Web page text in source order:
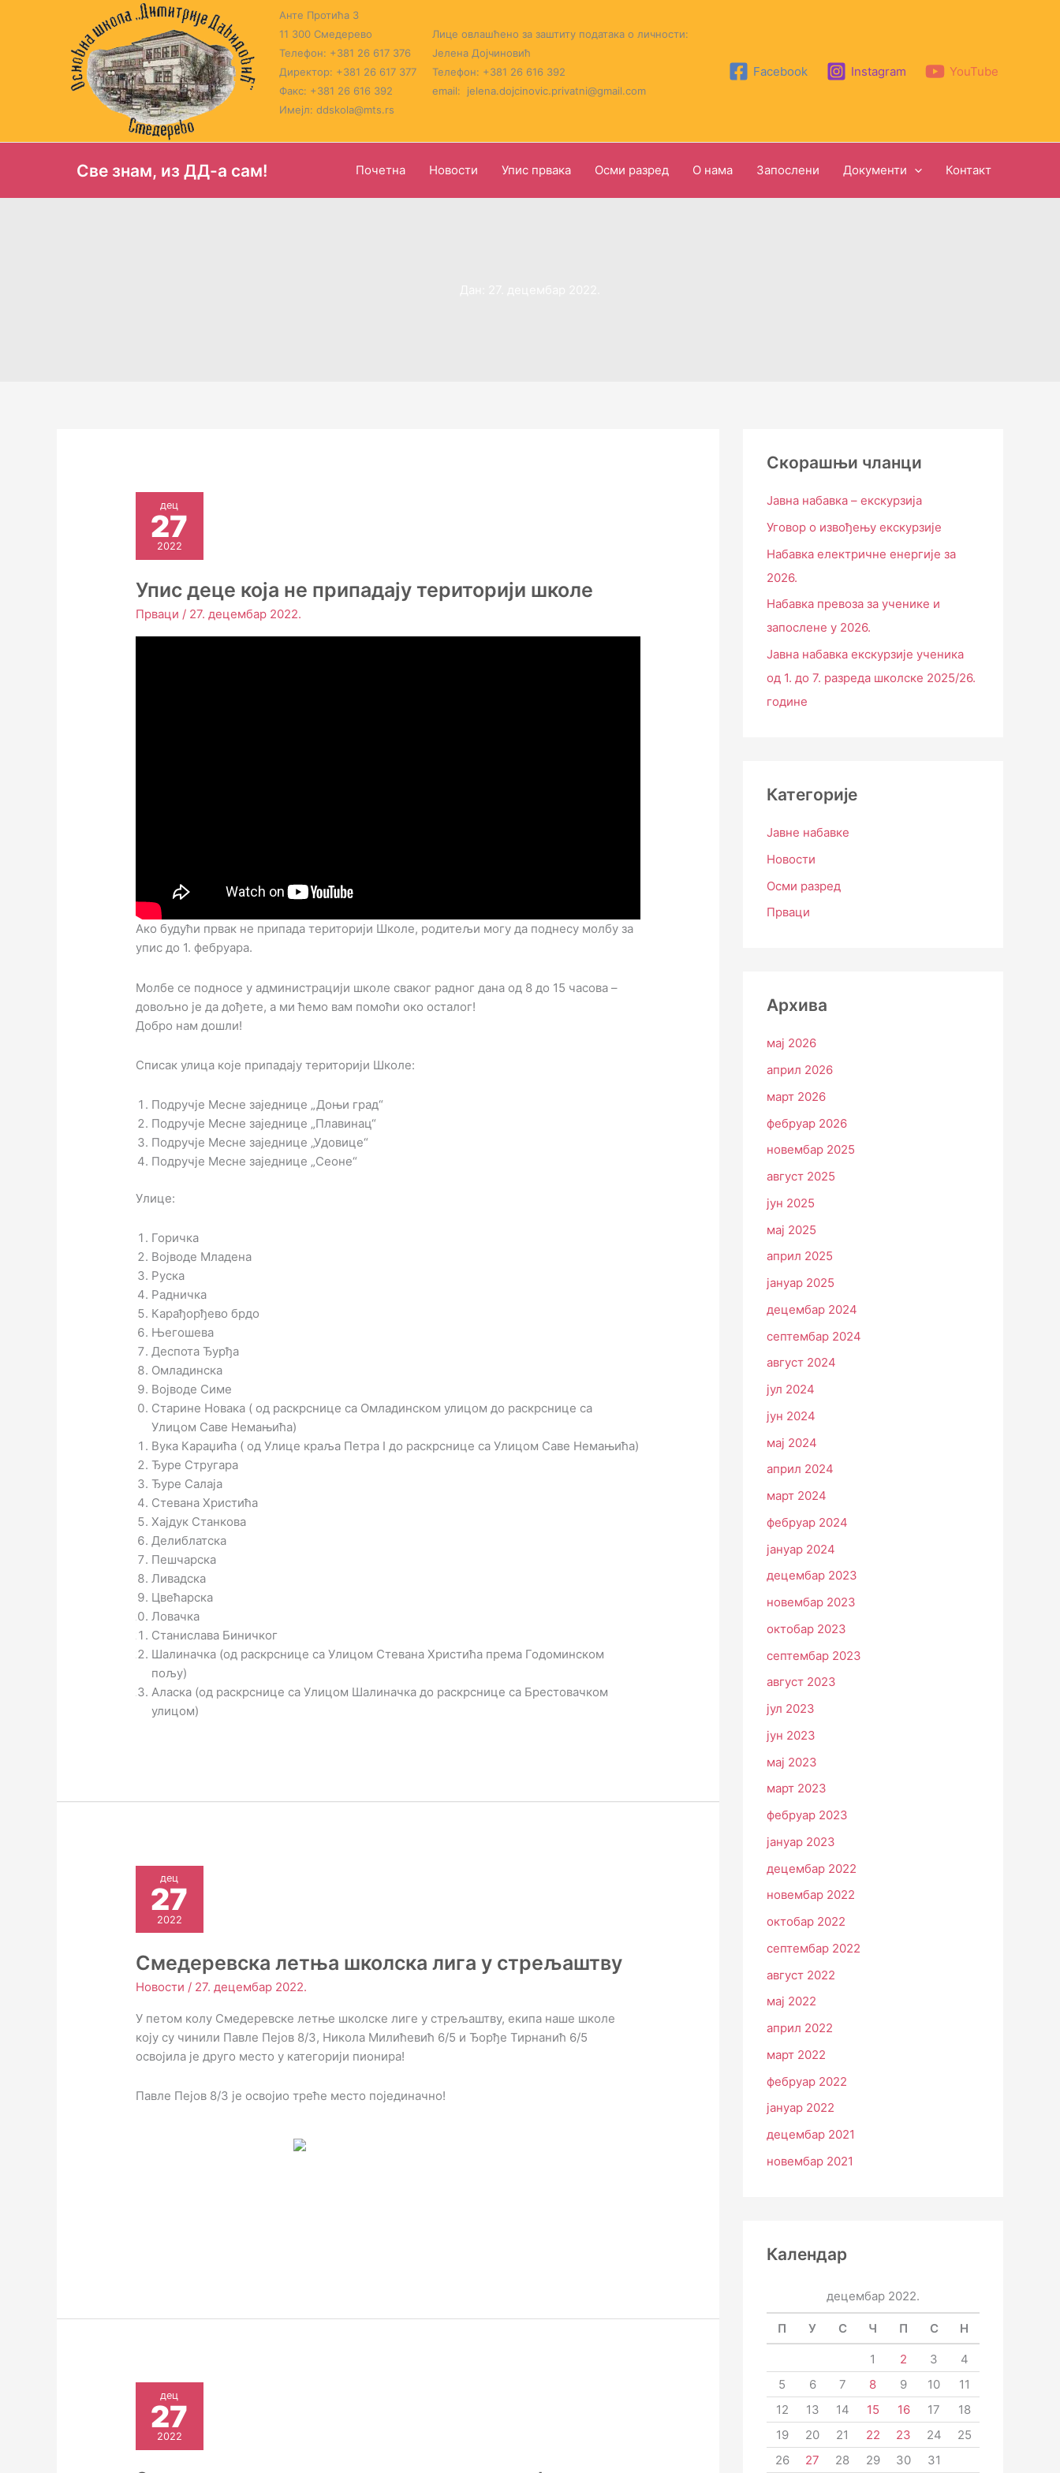
Анте Протића 3
11 300 Смедерево
Телефон: +381 26 617 376
Директор: +381 26 617 377
Факс: +381 26 616 392
Имејл: ddskola@mts.rs
Лице овлашћено за заштиту података о личности:
Јелена Дојчиновић
Телефон: +381 26 616 392
email: jelena.dojcinovic.privatni@gmail.com
Facebook Instagram YouTube
Све знам, из ДД-а сам! Почетна Новости Упис првака Осми разред О нама Запослени Документи Контакт
дец
27
2022
Упис деце која не припадају територији школе
Прваци / 27. децембар 2022.
Ако будући првак не припада територији Школе, родитељи могу да поднесу молбу за
упис до 1. фебруара.
Молбе се подносе у администрацији школе сваког радног дана од 8 до 15 часова –
довољно је да дођете, а ми ћемо вам помоћи око осталог!
Добро нам дошли!
Списак улица које припадају територији Школе:
Подручје Месне заједнице „Доњи град“
Подручје Месне заједнице „Плавинац“
Подручје Месне заједнице „Удовице“
Подручје Месне заједнице „Сеоне“
Улице:
Горичка
Војводе Младена
Руска
Радничка
Карађорђево брдо
Његошева
Деспота Ђурђа
Омладинска
Војводе Симе
Старине Новака ( од раскрснице са Омладинском улицом до раскрснице са
Улицом Саве Немањића)
Вука Караџића ( од Улице краља Петра I до раскрснице са Улицом Саве Немањића)
Ђуре Стругара
Ђуре Салаја
Стевана Христића
Хајдук Станкова
Делиблатска
Пешчарска
Ливадска
Цвећарска
Ловачка
Станислава Биничког
Шалиначка (од раскрснице са Улицом Стевана Христића према Годоминском
пољу)
Аласка (од раскрснице са Улицом Шалиначка до раскрснице са Брестовачком
улицом)
дец
27
2022
Смедеревскa летњa школскa лигa у стрељаштву
Новости / 27. децембар 2022.
У петом колу Смедеревске летње школске лиге у стрељаштву, екипа наше школе
коју су чинили Павле Пејов 8/3, Никола Милићевић 6/5 и Ђорђе Тирнанић 6/5
освојила је друго место у категорији пионира!
Павле Пејов 8/3 је освојио треће место појединачно!
дец
27
2022
Скорашњи чланци
Јавна набавка – екскурзија
Уговор о извођењу екскурзије
Набавка електричне енергије за
2026.
Набавка превоза за ученике и
запослене у 2026.
Јавна набавка екскурзије ученика
од 1. до 7. разреда школске 2025/26.
године
Категорије
Јавне набавке
Новости
Осми разред
Прваци
Архива
мај 2026
април 2026
март 2026
фебруар 2026
новембар 2025
август 2025
јун 2025
мај 2025
април 2025
јануар 2025
децембар 2024
септембар 2024
август 2024
јул 2024
јун 2024
мај 2024
април 2024
март 2024
фебруар 2024
јануар 2024
децембар 2023
новембар 2023
октобар 2023
септембар 2023
август 2023
јул 2023
јун 2023
мај 2023
март 2023
фебруар 2023
јануар 2023
децембар 2022
новембар 2022
октобар 2022
септембар 2022
август 2022
мај 2022
април 2022
март 2022
фебруар 2022
јануар 2022
децембар 2021
новембар 2021
Календар
децембар 2022.
П У С Ч П С Н
1 2 3
4
5
6 7 8 9 10
11
12
13 14 15 16 17
18
19
20 21 22 23 24
25
26
27 28 29 30 31